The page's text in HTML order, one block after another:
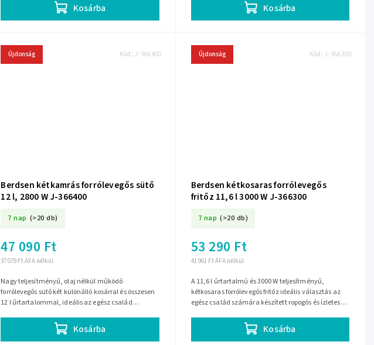
Kosárba Kosárba
Újdonság
Berdsen kétkamrás forrólevegős sütő
12 l, 2800 W J-366400
7 nap (>20 db)
37 079 Ft ÁFA nélkül
47 090 Ft
Kosárba
Nagy teljesítményű, olaj nélkül működő
forrólevegős sütő két különálló kosárral és összesen
12 l űrtartalommal, ideális az egész család
Kód: J-366400 Újdonság
Berdsen kétkosaras forrólevegős
fritőz 11,6 l 3000 W J-366300
7 nap (>20 db)
41 961 Ft ÁFA nélkül
53 290 Ft
Kosárba
A 11,6 l űrtartalmú és 3000 W teljesítményű,
kétkosaras forrólevegős fritőz ideális választás az
egész család számára készített ropogós és ízletes
Kód: J-366300